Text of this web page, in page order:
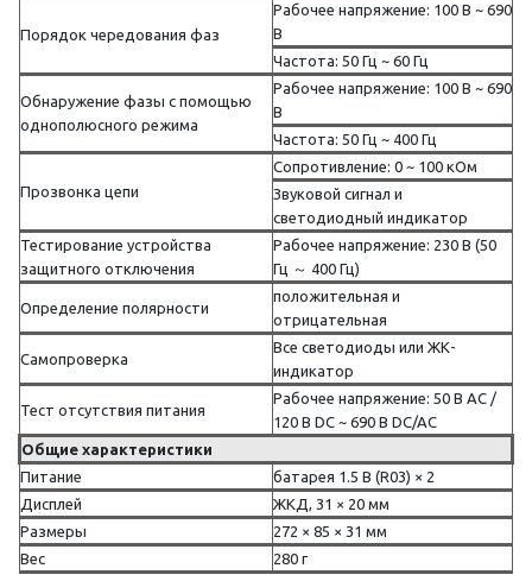
Порядок чередования фаз
Рабочее напряжение: 100 В ~ 690
В
Частота: 50 Гц ~ 60 Гц
Обнаружение фазы с помощью
однополюсного режима
Рабочее напряжение: 100 В ~ 690
В
Частота: 50 Гц ~ 400 Гц
Прозвонка цепи
Сопротивление: 0 ~ 100 кОм
Звуковой сигнал и
светодиодный индикатор
Тестирование устройства
защитного отключения
Рабочее напряжение: 230 В (50
Гц ～ 400 Гц)
Определение полярности
положительная и
отрицательная
Самопроверка
Все светодиоды или ЖК-
индикатор
Тест отсутствия питания
Рабочее напряжение: 50 В AC /
120 В DC ~ 690 В DC/AC
Общие характеристики
Питание
батарея 1.5 В (R03) × 2
Дисплей
ЖКД, 31 × 20 мм
Размеры
272 × 85 × 31 мм
Вес
280 г